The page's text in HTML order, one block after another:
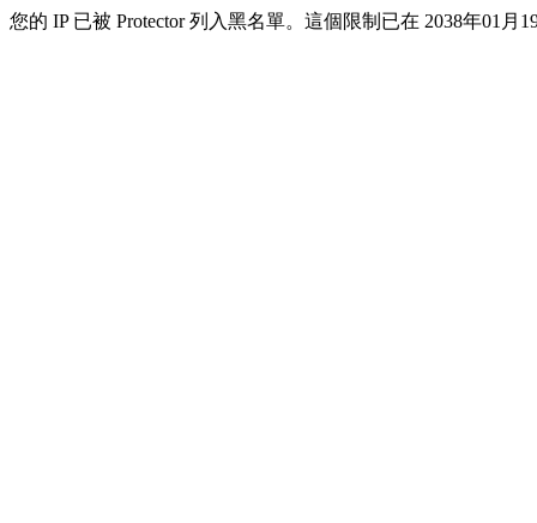
您的 IP 已被 Protector 列入黑名單。這個限制已在 2038年01月